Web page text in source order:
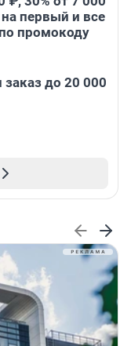
первый и все
промокоду
до 20 000